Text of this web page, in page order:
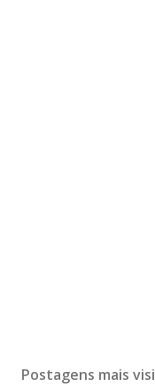
Postagens mais